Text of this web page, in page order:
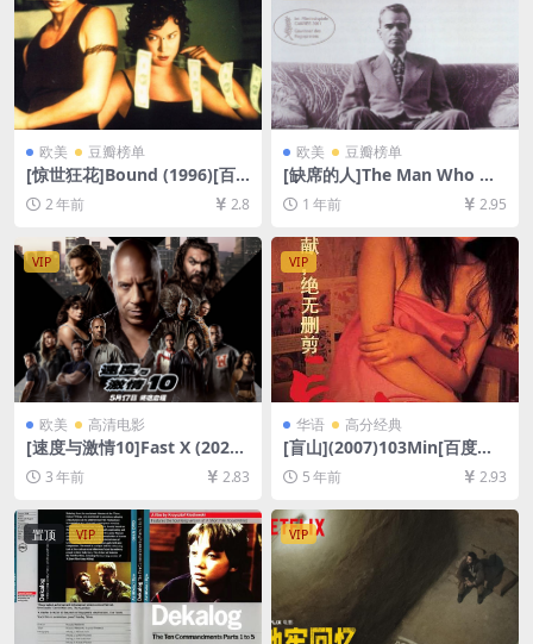
欧美 豆瓣榜单
[惊世狂花]Bound (1996)[百
度网盘+夸克网盘1080P超清
未删减资源][网盘在线播放/下
载][MP4/7.5GB][中英字幕]
2 年前 2.8
欧美 豆瓣榜单
[缺席的人]The Man Who Wa
sn’t There (2001)[百度网盘
+夸克网盘1080P超清未删减
资源][网盘在线播放/下载][MP
4/8GB][中文字幕]
1 年前 2.95
VIP
欧美 高清电影
[速度与激情10]Fast X (2023)
[百度网盘+迅雷云盘资源1080
P超清未删减][MP4/8GB][中
3 年前 2.83
VIP
华语 高分经典
[盲山](2007)103Min[百度网
盘+迅雷云盘资源未删减1080
P高清][MP4/5.2GB][中文字
5 年前 2.93
置顶 VIP VIP